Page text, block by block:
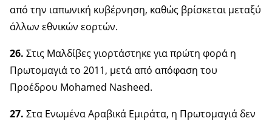
από την ιαπωνική κυβέρνηση, καθώς βρίσκεται μεταξύ
άλλων εθνικών εορτών.
26. Στις Μαλδίβες γιορτάστηκε για πρώτη φορά η
Πρωτομαγιά το 2011, μετά από απόφαση του
Προέδρου Mohamed Nasheed.
27. Στα Ενωμένα Αραβικά Εμιράτα, η Πρωτομαγιά δεν